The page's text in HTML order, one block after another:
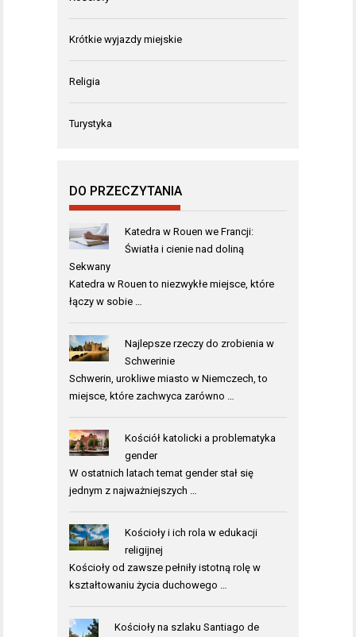
Krótkie wyjazdy miejskie
Religia
Turystyka
DO PRZECZYTANIA
Katedra w Rouen we Francji:
Światła i cienie nad doliną
Sekwany
Katedra w Rouen to niezwykłe miejsce, które
łączy w sobie …
Najlepsze rzeczy do zrobienia w
Schwerinie
Schwerin, urokliwe miasto w Niemczech, to
miejsce, które zachwyca zarówno …
Kościół katolicki a problematyka
gender
W ostatnich latach temat gender stał się
jednym z najważniejszych …
Kościoły i ich rola w edukacji
religijnej
Kościoły od zawsze pełniły istotną rolę w
kształtowaniu życia duchowego …
Kościoły na szlaku Santiago de